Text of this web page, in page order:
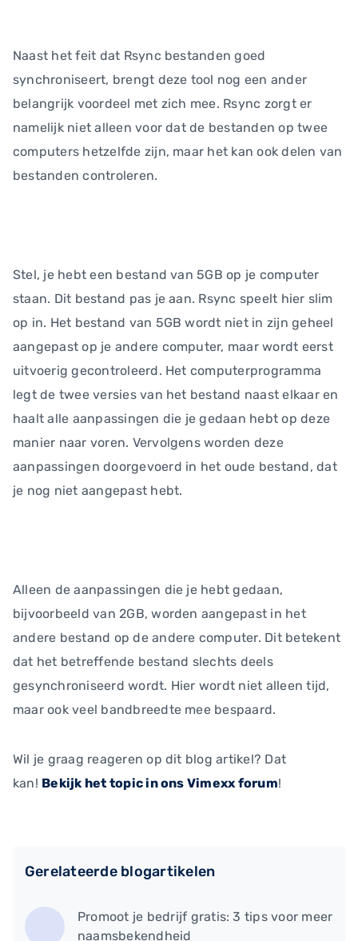
Naast het feit dat Rsync bestanden goed
synchroniseert, brengt deze tool nog een ander
belangrijk voordeel met zich mee. Rsync zorgt er
namelijk niet alleen voor dat de bestanden op twee
computers hetzelfde zijn, maar het kan ook delen van
bestanden controleren.
Stel, je hebt een bestand van 5GB op je computer
staan. Dit bestand pas je aan. Rsync speelt hier slim
op in. Het bestand van 5GB wordt niet in zijn geheel
aangepast op je andere computer, maar wordt eerst
uitvoerig gecontroleerd. Het computerprogramma
legt de twee versies van het bestand naast elkaar en
haalt alle aanpassingen die je gedaan hebt op deze
manier naar voren. Vervolgens worden deze
aanpassingen doorgevoerd in het oude bestand, dat
je nog niet aangepast hebt.
Alleen de aanpassingen die je hebt gedaan,
bijvoorbeeld van 2GB, worden aangepast in het
andere bestand op de andere computer. Dit betekent
dat het betreffende bestand slechts deels
gesynchroniseerd wordt. Hier wordt niet alleen tijd,
maar ook veel bandbreedte mee bespaard.
Wil je graag reageren op dit blog artikel? Dat
kan! Bekijk het topic in ons Vimexx forum!
Gerelateerde blogartikelen
Promoot je bedrijf gratis: 3 tips voor meer
naamsbekendheid